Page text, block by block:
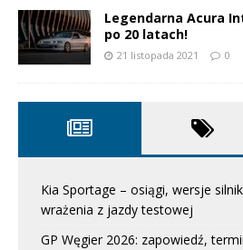
Legendarna Acura
po 20 latach!
21 listopada 2021 0
Kia Sportage – osiągi, wersje
wrażenia z jazdy testowej
GP Węgier 2026: zapowiedź,